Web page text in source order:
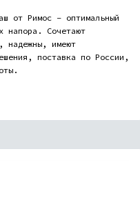
от Римос – оптимальный
напора. Сочетают
надежны, имеют
поставка по России,